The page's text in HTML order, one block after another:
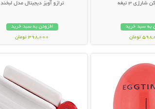
3 تیغه
به سبد خرید
تومان
ترازو آویز دیجیتال مدل لبخند
افزودن به سبد خرید
398,000 تومان